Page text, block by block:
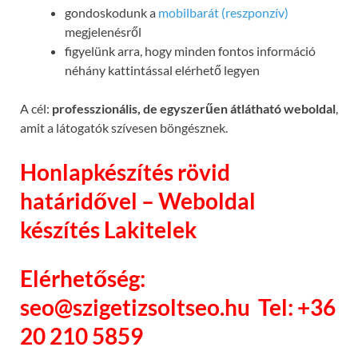
gondoskodunk a mobilbarát (reszponzív)
megjelenésről
figyelünk arra, hogy minden fontos információ
néhány kattintással elérhető legyen
A cél: professzionális, de egyszerűen átlátható weboldal,
amit a látogatók szívesen böngésznek.
Honlapkészítés rövid
határidővel – Weboldal
készítés Lakitelek
Elérhetőség:
seo@szigetizsoltseo.hu Tel: +36
20 210 5859